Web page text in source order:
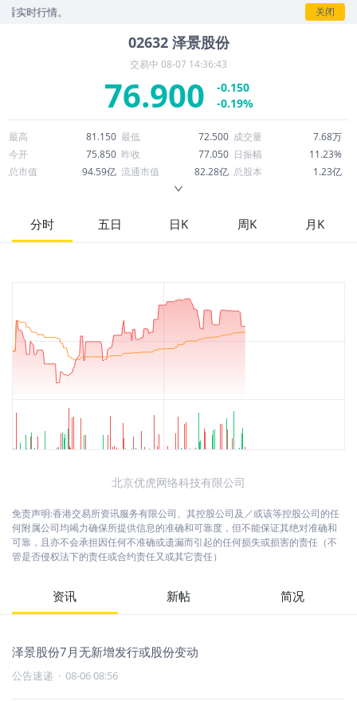
行情。 关闭
02632 泽景股份
交易中 08-07 14:36:43
76.900
-0.150
-0.19%
最高 81.150 最低 72.500 成交量
7.68万
今开
75.850 昨收 77.050 日振幅
11.23%
总市值
94.59亿 流通市值 82.28亿 总股本
1.23亿
52周最高
137.500 市盈率
-10.48
股息
分时 五日 日K 周K 月K
北京优虎网络科技有限公司
免责声明:香港交易所资讯服务有限公司、其控股公司及／或该等控股公司的任
何附属公司均竭力确保所提供信息的准确和可靠度，但不能保证其绝对准确和
可靠，且亦不会承担因任何不准确或遗漏而引起的任何损失或损害的责任（不
管是否侵权法下的责任或合约责任又或其它责任）
资讯 新帖 简况
泽景股份7月无新增发行或股份变动
公告速递 · 08-06 08:56